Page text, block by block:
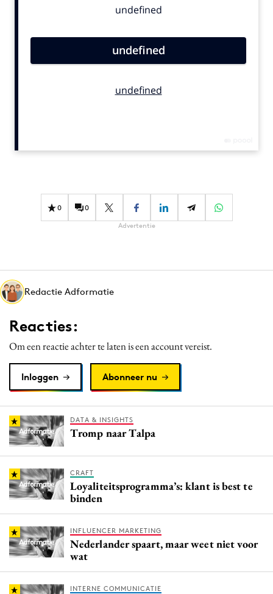
Contentmarketing
Effectiviteit
Gedragsverandering
Martech
Media
Merkstrategie
PR
Programmatic
Reputatie & crisis
0 0
Advertentie
Redactie Adformatie
Reacties:
Om een reactie achter te laten is een account vereist.
Inloggen Abonneer nu
DATA & INSIGHTS
Tromp naar Talpa
CRAFT
Loyaliteitsprogramma’s: klant is best te
binden
INFLUENCER MARKETING
Nederlander spaart, maar weet niet voor
wat
INTERNE COMMUNICATIE